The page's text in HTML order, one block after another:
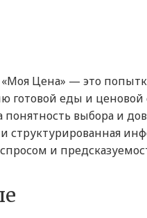
Цена» — это
готовой еды и
понятность выбора и
и